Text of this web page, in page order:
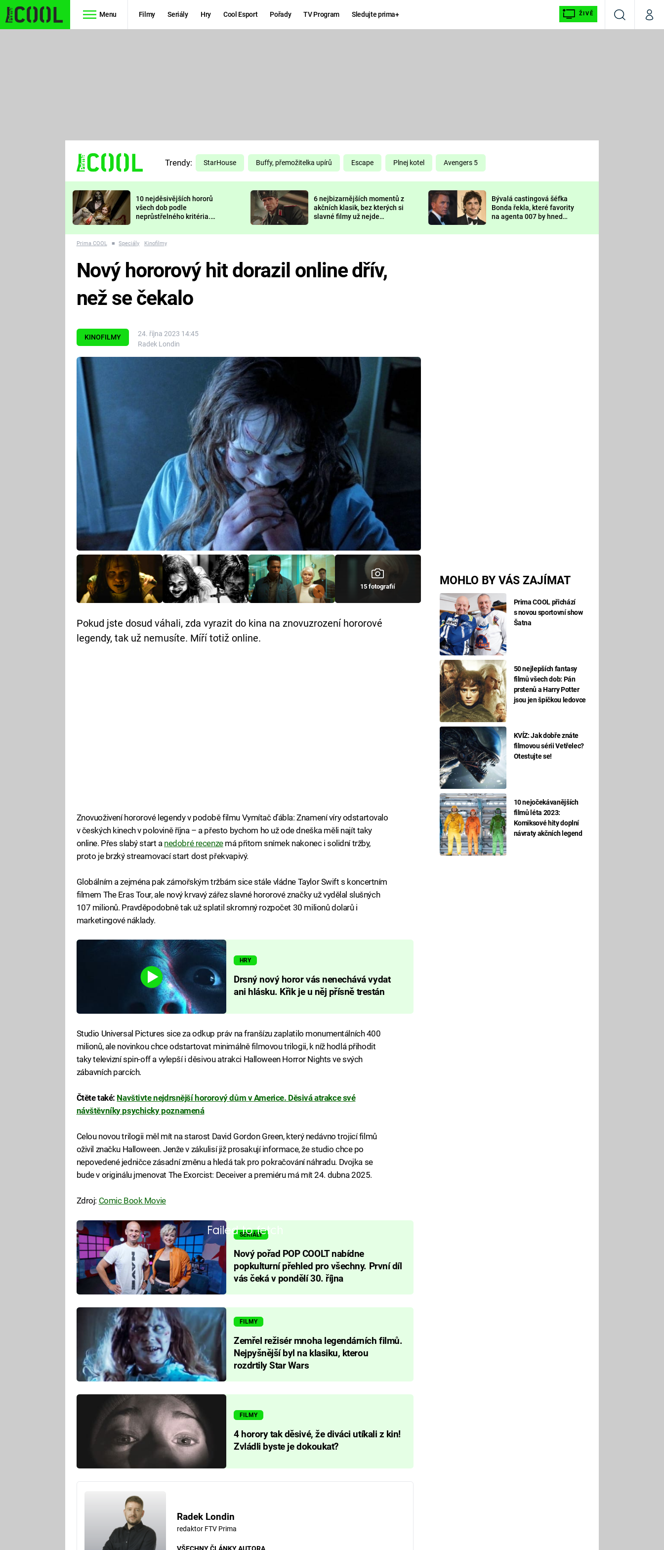
Menu Filmy Seriály Hry Cool Esport Pořady TV Program Sledujte prima+ ŽIVĚ
VyhledáváníMůj
TŘESKU
FUTURAMA
PREDÁTOR
DELIVERANCE
KOMEDIE
CHUCK
NORRIS
DEADPOOL
Prima LAJK
Sledujte nás
Trendy: StarHouse Buffy, přemožitelka upírů Escape Plnej kotel Avengers 5
10 nejděsivějších hororů
všech dob podle
neprůstřelného kritéria.
nejvíc zvednou tep?
6 nejbizarnějších momentů z
akčních klasik, bez kterých si
slavné filmy už nejde
Bývalá castingová šéfka
Bonda řekla, které favority
na agenta 007 by hned
Prima COOL ■ Speciály Kinofilmy
KINOFILMY
24. října 2023 14:45
Radek Londin
MOHLO BY VÁS ZAJÍMAT
Prima COOL přichází
s novou sportovní show
Šatna
50 nejlepších fantasy
filmů všech dob: Pán
prstenů a Harry Potter
jsou jen špičkou ledovce
KVÍZ: Jak dobře znáte
filmovou sérii Vetřelec?
Otestujte se!
10 nejočekávanějších
filmů léta 2023:
Komiksové hity doplní
návraty akčních legend
Nový hororový hit dorazil online dřív,
než se čekalo
15 fotografií
Pokud jste dosud váhali, zda vyrazit do kina na znovuzrození hororové
legendy, tak už nemusíte. Míří totiž online.
Znovuoživení hororové legendy v podobě filmu Vymítač ďábla: Znamení víry odstartovalo
v českých kinech v polovině října – a přesto bychom ho už ode dneška měli najít taky
online. Přes slabý start a nedobré recenzemá přitom snímek nakonec i solidní tržby,
proto je brzký streamovací start dost překvapivý.
Globálním a zejména pak zámořským tržbám sice stále vládne Taylor Swift s koncertním
filmem The Eras Tour, ale nový krvavý zářez slavné hororové značky už vydělal slušných
107 milionů. Pravděpodobně tak už splatil skromný rozpočet 30 milionů dolarů i
marketingové náklady.
HRY
Drsný nový horor vás nenechává vydat
ani hlásku. Křik je u něj přísně trestán
Studio Universal Pictures sice za odkup práv na franšízu zaplatilo monumentálních 400
milionů, ale novinkou chce odstartovat minimálně filmovou trilogii, k níž hodlá přihodit
taky televizní spin-off a vylepší i děsivou atrakci Halloween Horror Nights ve svých
zábavních parcích.
Čtěte také: Navštivte nejdrsnější hororový dům v Americe. Děsivá atrakce své
návštěvníky psychicky poznamená
Celou novou trilogii měl mít na starost David Gordon Green, který nedávno trojicí filmů
oživil značku Halloween. Jenže v zákulisí již prosakují informace, že studio chce po
nepovedené jedničce zásadní změnu a hledá tak pro pokračování náhradu. Dvojka se
bude v originálu jmenovat The Exorcist: Deceiver a premiéru má mít 24. dubna 2025.
Zdroj: Comic Book Movie
Failed to fetch
SERIÁLY
Nový pořad POP COOLT nabídne
popkulturní přehled pro všechny. První díl
vás čeká v pondělí 30. října
FILMY
Zemřel režisér mnoha legendárních filmů.
Nejpyšnější byl na klasiku, kterou
rozdrtily Star Wars
FILMY
4 horory tak děsivé, že diváci utíkali z kin!
Zvládli byste je dokoukat?
Radek Londin
redaktor FTV Prima
VŠECHNY ČLÁNKY AUTORA